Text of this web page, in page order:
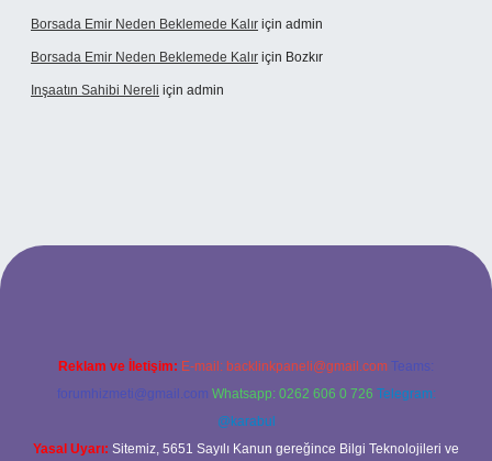
Borsada Emir Neden Beklemede Kalır için admin
Borsada Emir Neden Beklemede Kalır için Bozkır
Inşaatın Sahibi Nereli için admin
Reklam ve İletişim: E-mail: backlinkpaneli@gmail.com Teams:
forumhizmeti@gmail.com Whatsapp: 0262 606 0 726 Telegram:
@karabul
Yasal Uyarı: Sitemiz, 5651 Sayılı Kanun gereğince Bilgi Teknolojileri ve